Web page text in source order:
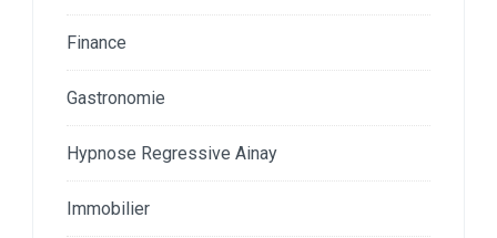
Finance
Gastronomie
Hypnose Regressive Ainay
Immobilier